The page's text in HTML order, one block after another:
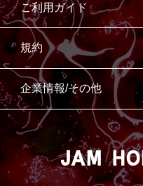
ご利用ガイド
規約
企業情報/その他